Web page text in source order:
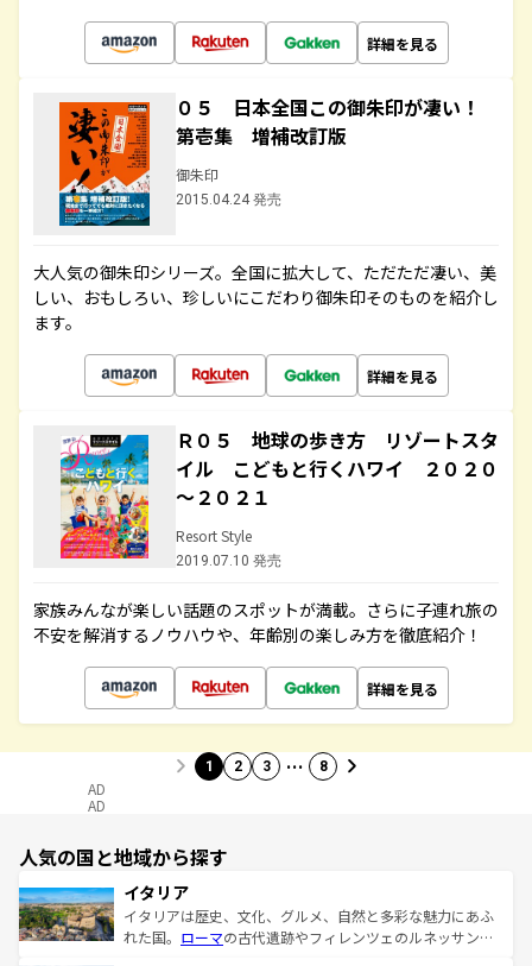
詳細を見る
０５ 日本全国この御朱印が凄い！
第壱集 増補改訂版
御朱印
2015.04.24 発売
大人気の御朱印シリーズ。全国に拡大して、ただただ凄い、美
しい、おもしろい、珍しいにこだわり御朱印そのものを紹介し
ます。
詳細を見る
Ｒ０５ 地球の歩き方 リゾートスタ
イル こどもと行くハワイ ２０２０
～２０２１
Resort Style
2019.07.10 発売
家族みんなが楽しい話題のスポットが満載。さらに子連れ旅の
不安を解消するノウハウや、年齢別の楽しみ方を徹底紹介！
詳細を見る
1 2 3 … 8
AD
AD
人気の国と地域から探す
イタリア
イタリアは歴史、文化、グルメ、自然と多彩な魅力にあふ
れた国。 ローマの古代遺跡やフィレンツェのルネッサンス